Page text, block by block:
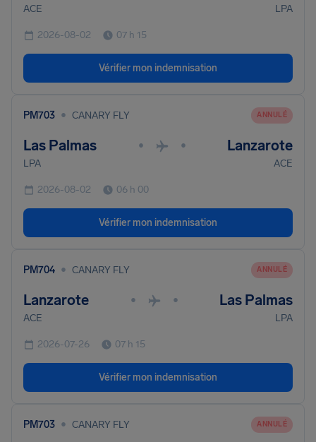
ACE LPA
2026-08-02 07 h 15
Vérifier mon indemnisation
PM703 • CANARY FLY ANNULÉ
Las Palmas • • Lanzarote
LPA ACE
2026-08-02 06 h 00
Vérifier mon indemnisation
PM704 • CANARY FLY ANNULÉ
Lanzarote • • Las Palmas
ACE LPA
2026-07-26 07 h 15
Vérifier mon indemnisation
PM703 • CANARY FLY ANNULÉ